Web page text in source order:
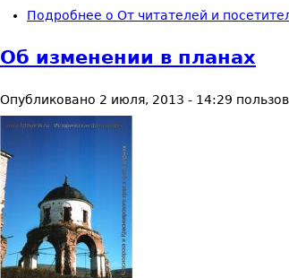
Подробнее о От читателей и
Об изменении в планах
Опубликовано 2 июля, 2013 - 14:29